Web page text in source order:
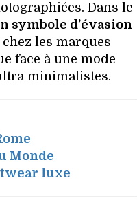
Dans le
symbole d’évasion
les marques
face à une mode
minimalistes.
Monde
luxe